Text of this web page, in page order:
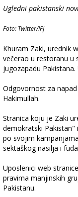
Ugledni pakistanski
Foto: Twitter/IFJ
Khuram Zaki, urednik
večerao u restoranu u
jugozapadu
Odgovornost za
Hakimullah.
Stranica koju je Zaki
demokratski
po svojim
sektaškog nasilja i
Uposlenici web
pravima manjinskih
Pakistanu.